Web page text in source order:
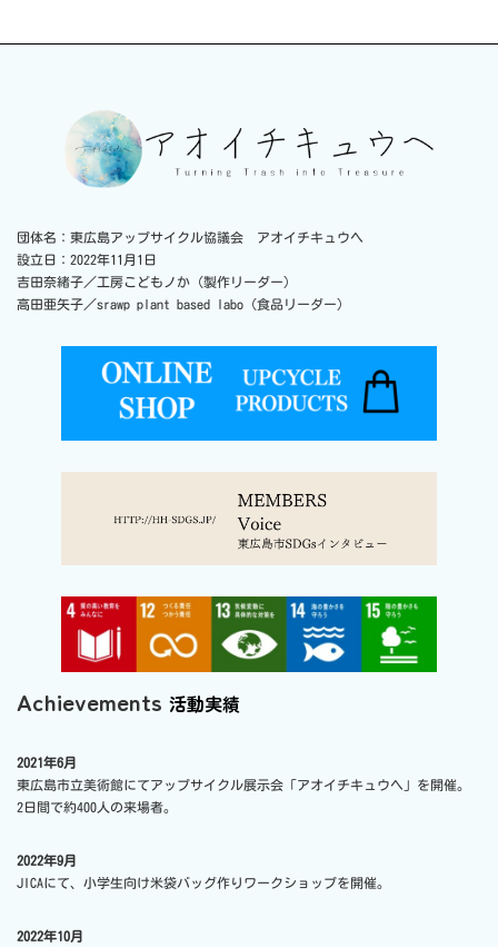
団体名：東広島アップサイクル協議会 アオイチキュウヘ
設立日：2022年11月1日
吉田奈緒子／工房こどもノか（製作リーダー）
高田亜矢子／srawp plant based labo（食品リーダー）
Achievements 活動実績
2021年6月
東広島市立美術館にてアップサイクル展示会「アオイチキュウヘ」を開催。
2日間で約400人の来場者。
2022年9月
JICAにて、小学生向け米袋バッグ作りワークショップを開催。
2022年10月